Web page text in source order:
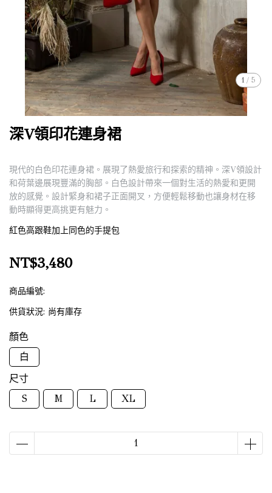
1 / 5
深V領印花連身裙
現代的白色印花連身裙。展現了熱愛旅行和探索的精神。深V領設計
和荷葉邊展現豐滿的胸部。白色設計帶來一個對生活的熱愛和更開
放的感覺。設計緊身和裙子正面開叉，方便輕鬆移動也讓身材在移
動時顯得更高挑更有魅力。
紅色高跟鞋加上同色的手提包
NT$3,480
商品編號:
供貨狀況: 尚有庫存
顏色
白
尺寸
S
M L XL